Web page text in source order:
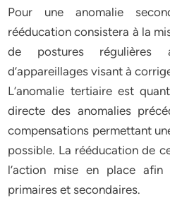
Pour une anomalie
rééducation consistera à la
de postures régulières
d’appareillages visant à
L’anomalie tertiaire est
directe des anomalies
compensations permettant
possible. La rééducation de
l’action mise en place
primaires et secondaires.